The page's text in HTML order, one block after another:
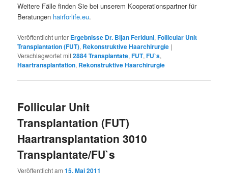
Weitere Fälle finden Sie bei unserem Kooperationspartner für
Beratungen hairforlife.eu.
Veröffentlicht unter Ergebnisse Dr. Bijan Feriduni,Follicular Unit
Transplantation (FUT), Rekonstruktive Haarchirurgie |
Verschlagwortet mit2884 Transplantate,FUT,FU`s,
Haartransplantation, Rekonstruktive Haarchirurgie
Follicular Unit
Transplantation (FUT)
Haartransplantation 3010
Transplantate/FU`s
Veröffentlicht am15. Mai 2011